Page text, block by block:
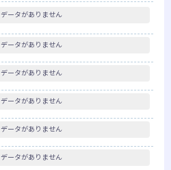
データがありません
データがありません
データがありません
データがありません
データがありません
データがありません